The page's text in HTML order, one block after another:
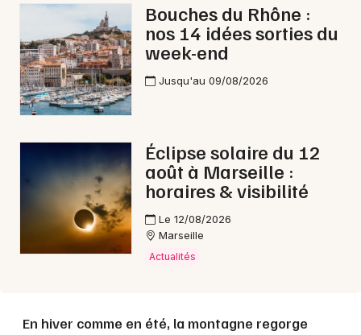
13 - Bouches du Rhône
Choisir mes départements
Je m'abonne
Bouches du Rhône :
nos 14 idées sorties du
week-end
Jusqu'au 09/08/2026
Éclipse solaire du 12
août à Marseille :
horaires & visibilité
Le 12/08/2026
Marseille
Actualités
En hiver comme en été, la montagne regorge